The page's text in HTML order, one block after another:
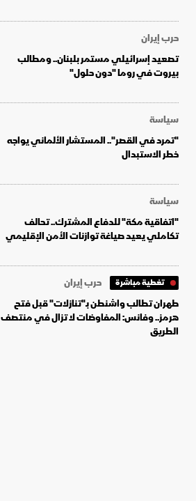
حرب إيران
تصعيد إسرائيلي مستمر بلبنان.. ومطالب
بيروت في روما "دون حلول"
سياسة
"تمرد في القصر".. المستشار الألماني يواجه
خطر الاستبدال
سياسة
"اتفاقية مكة" للدفاع المشترك.. تحالف
تكاملي يعيد صياغة توازنات الأمن الإقليمي
تغطية مباشرة
حرب إيران
طهران تطالب واشنطن بـ"تنازلات" قبل فتح
هرمز.. وفانس: المفاوضات لا تزال في منتصف
الطريق